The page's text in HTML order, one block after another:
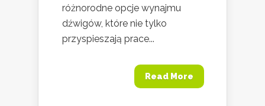
różnorodne opcje wynajmu
dźwigów, które nie tylko
przyspieszają prace...
Read More